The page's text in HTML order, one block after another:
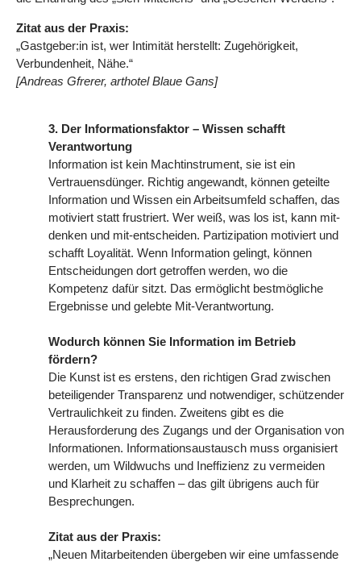
Zitat aus der Praxis:
„Gastgeber:in ist, wer Intimität herstellt: Zugehörigkeit,
Verbundenheit, Nähe.“
[Andreas Gfrerer, arthotel Blaue Gans]
3. Der Informationsfaktor – Wissen schafft
Verantwortung
Information ist kein Machtinstrument, sie ist ein
Vertrauensdünger. Richtig angewandt, können geteilte
Information und Wissen ein Arbeitsumfeld schaffen, das
motiviert statt frustriert. Wer weiß, was los ist, kann mit-
denken und mit-entscheiden. Partizipation motiviert und
schafft Loyalität. Wenn Information gelingt, können
Entscheidungen dort getroffen werden, wo die
Kompetenz dafür sitzt. Das ermöglicht bestmögliche
Ergebnisse und gelebte Mit-Verantwortung.
Wodurch können Sie Information im Betrieb
fördern?
Die Kunst ist es erstens, den richtigen Grad zwischen
beteiligender Transparenz und notwendiger, schützender
Vertraulichkeit zu finden. Zweitens gibt es die
Herausforderung des Zugangs und der Organisation von
Informationen. Informationsaustausch muss organisiert
werden, um Wildwuchs und Ineffizienz zu vermeiden
und Klarheit zu schaffen – das gilt übrigens auch für
Besprechungen.
Zitat aus der Praxis:
„Neuen Mitarbeitenden übergeben wir eine umfassende